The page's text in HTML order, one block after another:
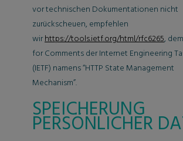
vor technischen Dokumentationen nicht
zurückscheuen, empfehlen
wirhttps://tools.ietf.org/html/rfc6265,
for Comments der Internet Engineering
(IETF) namens “HTTP State Management
Mechanism”.
SPEICHERUNG
PERSÖNLICHER